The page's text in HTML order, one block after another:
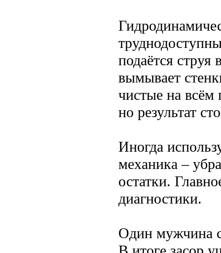
подаётся
вымывает
чистые на всём
но результат
Иногда
механика –
остатки.
диагностики.
Один мужчина